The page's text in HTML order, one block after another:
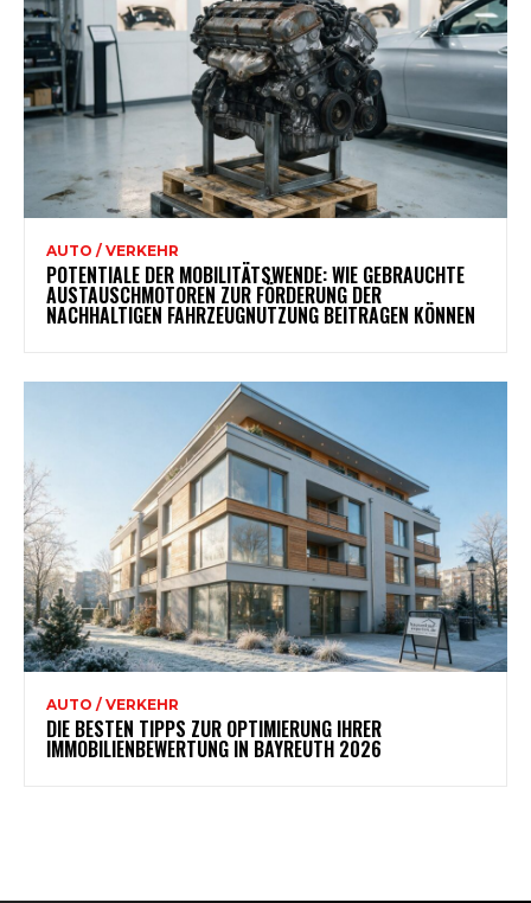
AUTO / VERKEHR
POTENTIALE DER MOBILITÄTSWENDE: WIE GEBRAUCHTE
AUSTAUSCHMOTOREN ZUR FÖRDERUNG DER
NACHHALTIGEN FAHRZEUGNUTZUNG BEITRAGEN KÖNNEN
AUTO / VERKEHR
DIE BESTEN TIPPS ZUR OPTIMIERUNG IHRER
IMMOBILIENBEWERTUNG IN BAYREUTH 2026